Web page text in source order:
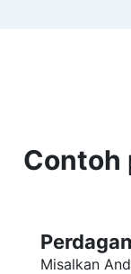
Contoh
Misalkan